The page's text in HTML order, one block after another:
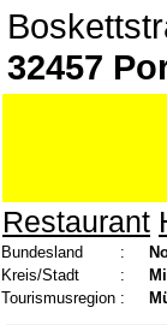
32457
Restaurant
Bundesland :
Kreis/Stadt
:
Tourismusregion :